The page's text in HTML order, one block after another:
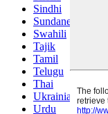
Sindhi
Sundanese
Swahili
Tajik
Tamil
Telugu
Thai
Ukrainian
Urdu